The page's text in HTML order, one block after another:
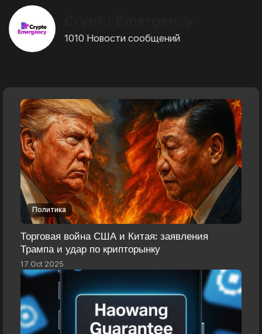
1010 Новости сообщений
Политика
Торговая война США и Китая: заявления
Трампа и удар по крипторынку
17 Oct 2025